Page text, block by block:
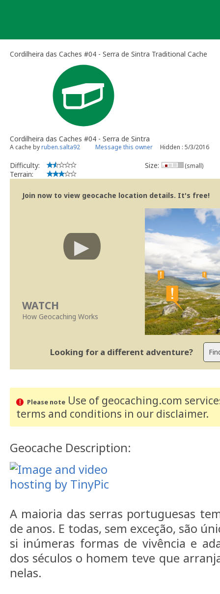
Cordilheira das Caches #04 - Serra de Sintra Traditional Cache
Cordilheira das Caches #04 - Serra de Sintra
A cache byruben.salta92 Message this owner Hidden : 5/3/2016
Difficulty:
Terrain:
Size: (small)
Join now to view geocache location details. It's free!
WATCH
How Geocaching Works
Looking for a different adventure?
Please noteUse of geocaching.com
terms and conditions in our disclaimer.
Geocache Description:
A maioria das serras portuguesas
de anos. E todas, sem exceção, são
si inúmeras formas de vivência e
dos séculos o homem teve que
nelas.